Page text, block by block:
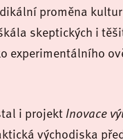
proměna
skeptických i
experimentálního
i projektInovace
východiska